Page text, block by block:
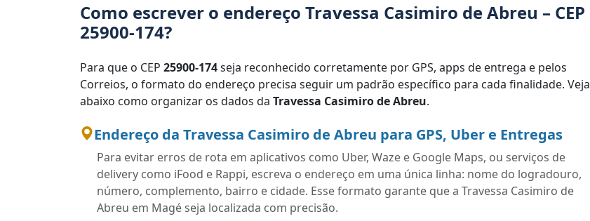
Como escrever o endereço Travessa Casimiro de Abreu – CEP
25900-174?
Para que o CEP 25900-174seja reconhecido corretamente por GPS, apps de entrega e pelos
Correios, o formato do endereço precisa seguir um padrão específico para cada finalidade. Veja
abaixo como organizar os dados da Travessa Casimiro de Abreu.
Endereço da Travessa Casimiro de Abreu para GPS, Uber e Entregas
Para evitar erros de rota em aplicativos como Uber, Waze e Google Maps, ou serviços de
delivery como iFood e Rappi, escreva o endereço em uma única linha: nome do logradouro,
número, complemento, bairro e cidade. Esse formato garante que a Travessa Casimiro de
Abreu em Magé seja localizada com precisão.